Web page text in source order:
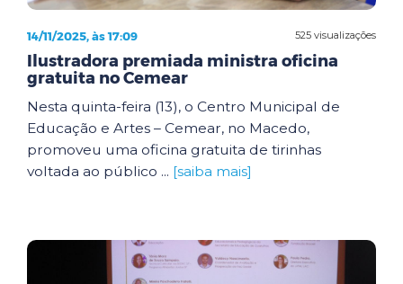
525 visualizações
14/11/2025, às 17:09
Ilustradora premiada ministra oficina
gratuita no Cemear
Nesta quinta-feira (13), o Centro Municipal de
Educação e Artes – Cemear, no Macedo,
promoveu uma oficina gratuita de tirinhas
voltada ao público ... [saiba mais]